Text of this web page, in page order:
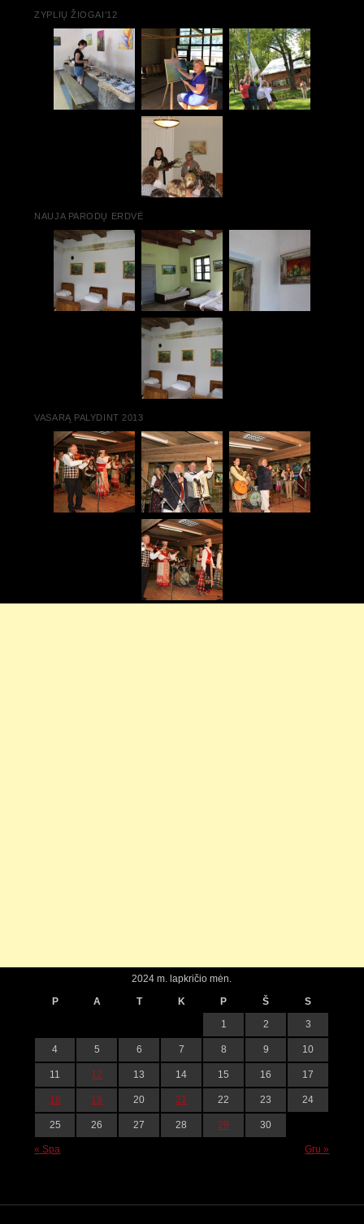
ZYPLIŲ ŽIOGAI'12
NAUJA PARODŲ ERDVĖ
VASARĄ PALYDINT 2013
2024 m. lapkričio mėn.
P
A T K P Š S
« Spa Gru »
1 2 3
4 5 6 7 8 9 10
11 12 13 14 15 16 17
18 19 20 21 22 23 24
25 26 27 28 29 30